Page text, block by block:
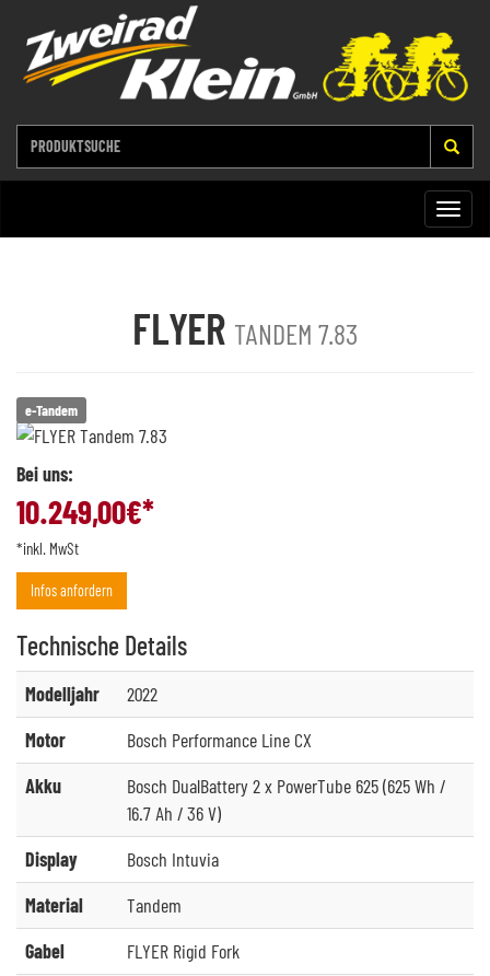
Toggle
FLYER TANDEM 7.83
e-Tandem
Bei uns:
10.249,00€*
*inkl. MwSt
Infos anfordern
Technische Details
Modelljahr
2022
Motor
Bosch Performance Line CX
Akku
Bosch DualBattery 2 x PowerTube 625 (625 Wh /
16.7 Ah / 36 V)
Display
Bosch Intuvia
Material
Tandem
Gabel
FLYER Rigid Fork